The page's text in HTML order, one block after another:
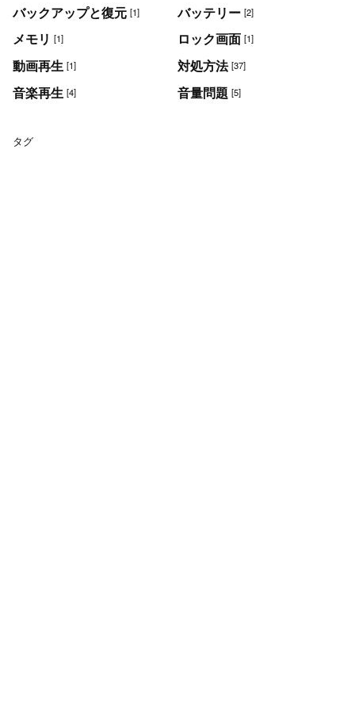
バックアップと復元 [1] バッテリー [2]
メモリ [1] ロック画面 [1]
動画再生 [1] 対処方法 [37]
音楽再生 [4] 音量問題 [5]
タグ